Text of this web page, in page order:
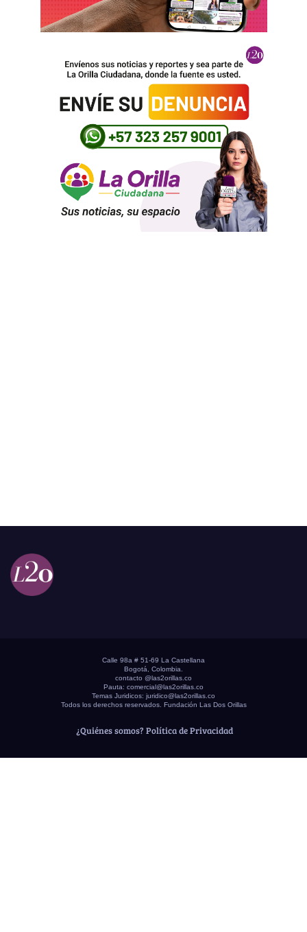
Calle 98a # 51-69 La Castellana
Bogotá, Colombia.
contacto @las2orillas.co
Pauta: comercial@las2orillas.co
Temas Juridicos: juridico@las2orillas.co
Todos los derechos reservados. Fundación Las Dos Orillas
¿Quiénes somos? Política de Privacidad